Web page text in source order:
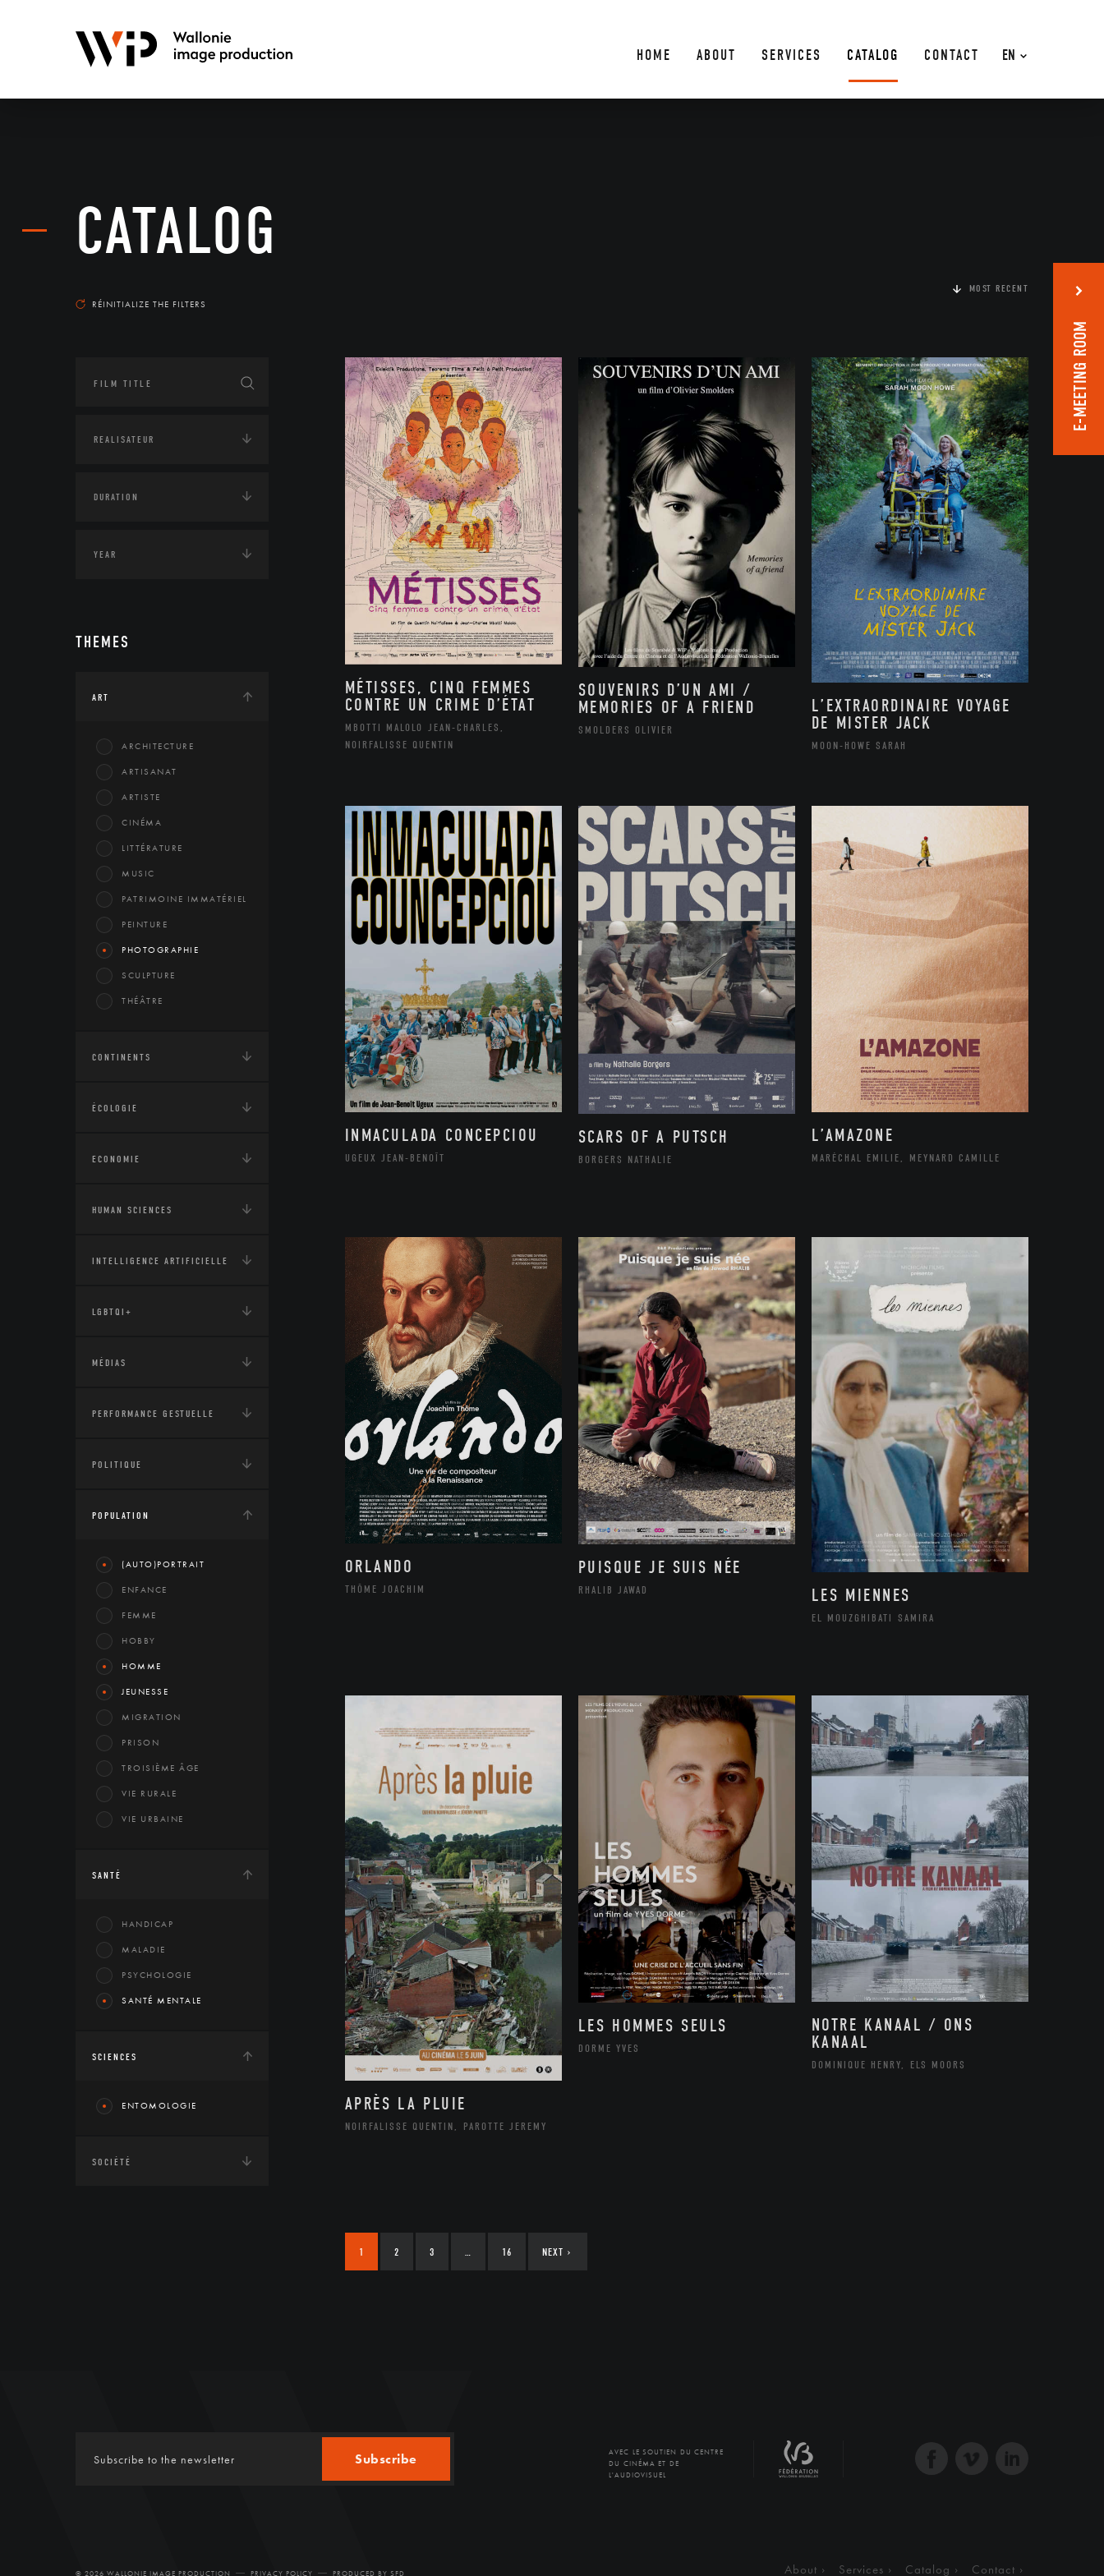
EN
HOME ABOUT SERVICES CATALOG CONTACT
CATALOG
RÉINITIALIZE THE FILTERS
THEMES
ART
ARCHITECTURE
ARTISANAT
ARTISTE
CINÉMA
LITTÉRATURE
MUSIC
PATRIMOINE IMMATÉRIEL
PEINTURE
PHOTOGRAPHIE
SCULPTURE
THÉÂTRE
CONTINENTS
ÉCOLOGIE
ECONOMIE
HUMAN SCIENCES
INTELLIGENCE ARTIFICIELLE
LGBTQI+
MÉDIAS
PERFORMANCE GESTUELLE
POLITIQUE
POPULATION
(AUTO)PORTRAIT
ENFANCE
FEMME
HOBBY
HOMME
JEUNESSE
MIGRATION
PRISON
TROISIÈME ÂGE
VIE RURALE
VIE URBAINE
SANTÉ
HANDICAP
MALADIE
PSYCHOLOGIE
SANTÉ MENTALE
SCIENCES
ENTOMOLOGIE
SOCIÉTÉ
MOST RECENT
MÉTISSES, CINQ FEMMES
CONTRE UN CRIME D’ÉTAT
MBOTTI MALOLO JEAN-CHARLES,
NOIRFALISSE QUENTIN
SOUVENIRS D’UN AMI /
MEMORIES OF A FRIEND
SMOLDERS OLIVIER
L’EXTRAORDINAIRE VOYAGE
DE MISTER JACK
MOON-HOWE SARAH
INMACULADA CONCEPCIOU
UGEUX JEAN-BENOÎT
SCARS OF A PUTSCH
BORGERS NATHALIE
L’AMAZONE
MARÉCHAL EMILIE, MEYNARD CAMILLE
ORLANDO
THÔME JOACHIM
PUISQUE JE SUIS NÉE
RHALIB JAWAD LES MIENNES
EL MOUZGHIBATI SAMIRA
APRÈS LA PLUIE
NOIRFALISSE QUENTIN, PAROTTE JEREMY
LES HOMMES SEULS
DORME YVES
NOTRE KANAAL / ONS
KANAAL
DOMINIQUE HENRY, ELS MOORS
1 2 3 … 16 NEXT ›
Subscribe
AVEC LE SOUTIEN DU CENTRE
DU CINÉMA ET DE
L'AUDIOVISUEL
© 2026 WALLONIE IMAGE PRODUCTION PRIVACY POLICY PRODUCED BY SFD About Services Catalog Contact
E-MEETING ROOM